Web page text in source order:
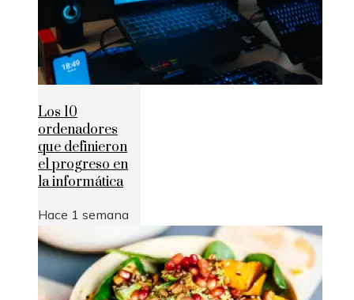
Los 10
ordenadores
que definieron
el progreso en
la informática
Hace 1 semana